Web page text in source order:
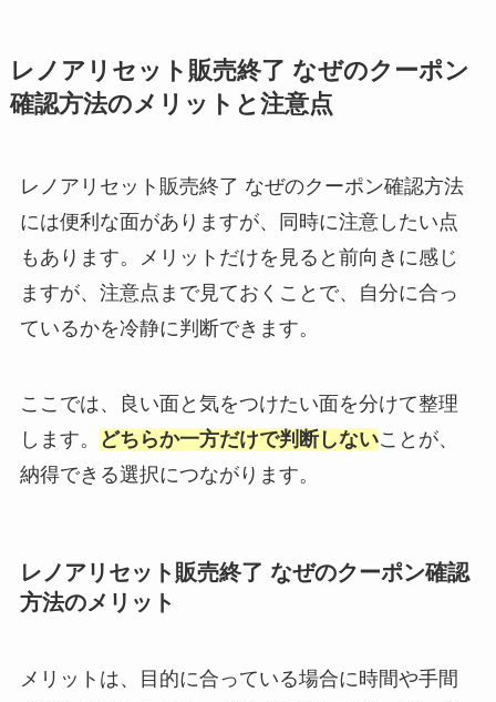
レノアリセット販売終了 なぜのクーポン
確認方法のメリットと注意点
レノアリセット販売終了 なぜのクーポン確認方法
には便利な面がありますが、同時に注意したい点
もあります。メリットだけを見ると前向きに感じ
ますが、注意点まで見ておくことで、自分に合っ
ているかを冷静に判断できます。
ここでは、良い面と気をつけたい面を分けて整理
します。
どちらか一方だけで判断しないことが、
納得できる選択につながります。
レノアリセット販売終了 なぜのクーポン確認
方法のメリット
メリットは、目的に合っている場合に時間や手間